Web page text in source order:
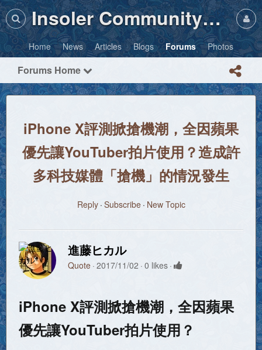
Insoler Community・Photos
Home News Articles Blogs Forums Photos
Forums Home
iPhone X評測掀搶機潮，全因蘋果
優先讓YouTuber拍片使用？造成許
多科技媒體「搶機」的情況發生
Reply Subscribe New Topic
進藤ヒカル
Quote 2017/11/02 0 likes
iPhone X評測掀搶機潮，全因蘋果
優先讓YouTuber拍片使用？